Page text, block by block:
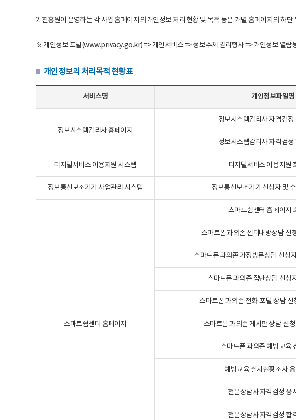
2. 진흥원이 운영하는 각 사업 홈페이지의 개인정보 처리 현황 및 목적 등은 개별 홈페이지의 하
※ 개인정보 포털(www.privacy.go.kr) => 개인서비스 => 정보주체 권리행사 => 개인정보 열람
개인정보의 처리목적 현황표
서비스명 개인정보파일명
정보시스템감리사 홈페이지
정보시스템감리사 자격검정
정보시스템감리사 자격검정
디지털서비스 이용지원 시스템 디지털서비스 이용지원
정보통신보조기기 사업관리 시스템 정보통신보조기기 신청자 및
스마트쉼센터 홈페이지
스마트쉼센터 홈페이지
스마트폰 과의존 센터내방상담 신
스마트폰 과의존 가정방문상담 신청
스마트폰 과의존 집단상담 신청
스마트폰 과의존 전화·포털 상담 신
스마트폰 과의존 게시판 상담 신
스마트폰 과의존 예방교육
예방교육 실시현황조사
전문상담사 자격검정 응
전문상담사 자격검정 합